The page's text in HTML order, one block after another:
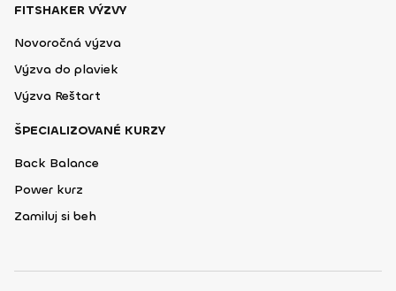
FITSHAKER VÝZVY
Novoročná výzva
Výzva do plaviek
Výzva Reštart
ŠPECIALIZOVANÉ KURZY
Back Balance
Power kurz
Zamiluj si beh